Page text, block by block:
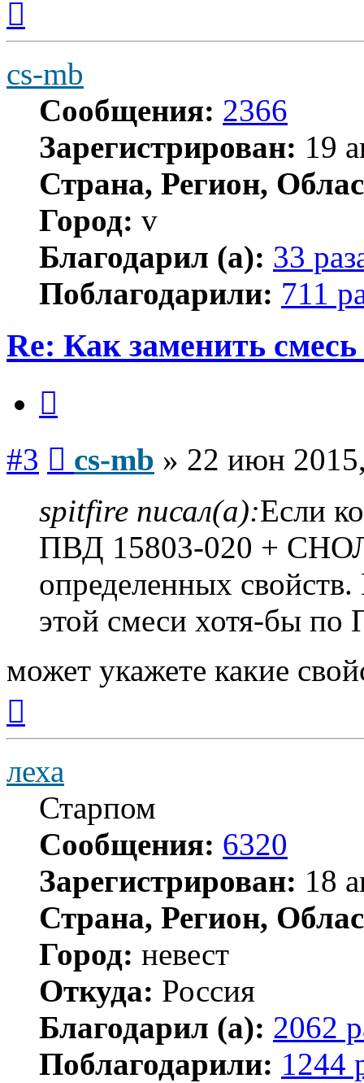
началу
cs-mb
Сообщения: 2366
Зарегистрирован: 19
Страна, Регион,
Город: v
Благодарил (а): 33
Поблагодарили: 711
Re: Как заменить
#3 cs-mb » 22 июн
spitfire писал(а):Если
ПВД 15803-020 +
определенных
этой смеси хотя-бы по
может укажете какие
началу
леха
Старпом
Сообщения: 6320
Зарегистрирован: 18
Страна, Регион,
Город: невест
Откуда: Россия
Благодарил (а): 2062
Поблагодарили: 1244